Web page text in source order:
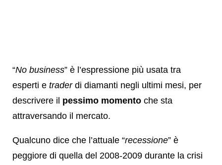
“No business” è l’espressione più usata tra
esperti e traderdi diamanti negli ultimi mesi, per
descrivere il pessimo momento che sta
attraversando il mercato.
Qualcuno dice che l’attuale “recessione” è
peggiore di quella del 2008-2009 durante la crisi